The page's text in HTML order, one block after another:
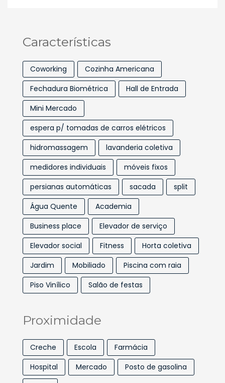
Características
Coworking
Cozinha Americana
Fechadura Biométrica
Hall de Entrada
Mini Mercado
espera p/ tomadas de carros elétricos
hidromassagem
lavanderia coletiva
medidores individuais
móveis fixos
persianas automáticas
sacada
split
Água Quente
Academia
Business place
Elevador de serviço
Elevador social
Fitness
Horta coletiva
Jardim
Mobiliado
Piscina com raia
Piso Vinílico
Salão de festas
Proximidade
Creche Escola
Farmácia
Hospital
Mercado
Posto de gasolina